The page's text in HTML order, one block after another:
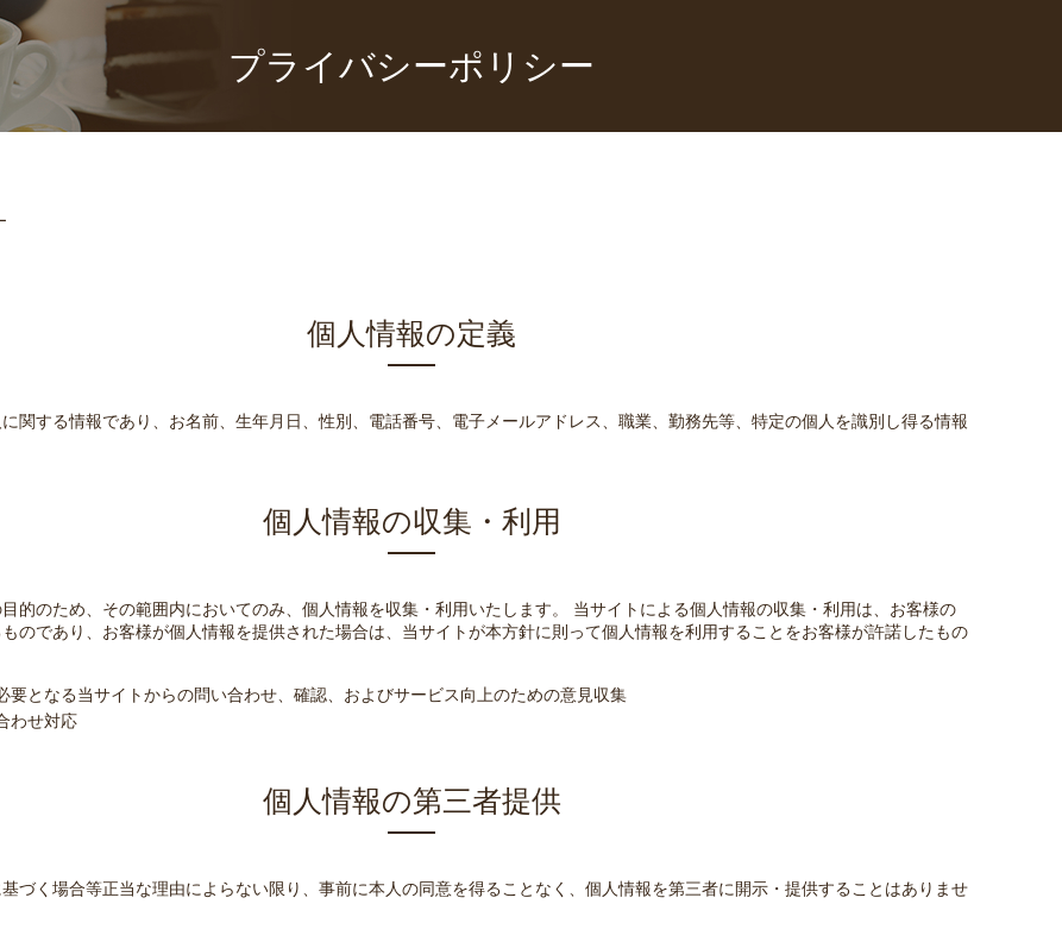
プライバシーポリシー
個人情報の定義
関する情報であり、お名前、生年月日、性別、電話番号、電子メールアドレス、職業、勤務先等、特定の個人を識別し得る情報
個人情報の収集・利用
的のため、その範囲内においてのみ、個人情報を収集・利用いたします。 当サイトによる個人情報の収集・利用は、お客様の
のであり、お客様が個人情報を提供された場合は、当サイトが本方針に則って個人情報を利用することをお客様が許諾したもの
要となる当サイトからの問い合わせ、確認、およびサービス向上のための意見収集
わせ対応
個人情報の第三者提供
づく場合等正当な理由によらない限り、事前に本人の同意を得ることなく、個人情報を第三者に開示・提供することはありませ